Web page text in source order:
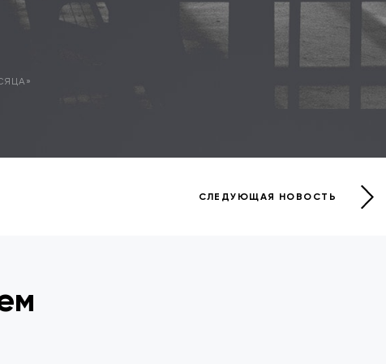
СЛЕДУЮЩАЯ НОВОСТЬ